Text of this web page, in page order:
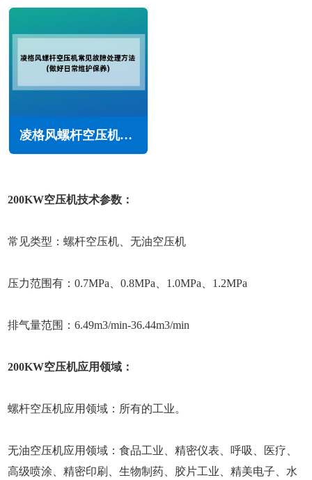
凌格风螺杆空压机常见故障处理方法(做好日常维护保养)
200KW空压机技术参数：
常见类型：螺杆空压机、无油空压机
压力范围有：0.7MPa、0.8MPa、1.0MPa、1.2MPa
排气量范围：6.49m3/min-36.44m3/min
200KW空压机应用领域：
螺杆空压机应用领域：所有的工业。
无油空压机应用领域：食品工业、精密仪表、呼吸、医疗、
高级喷涂、精密印刷、生物制药、胶片工业、精美电子、水